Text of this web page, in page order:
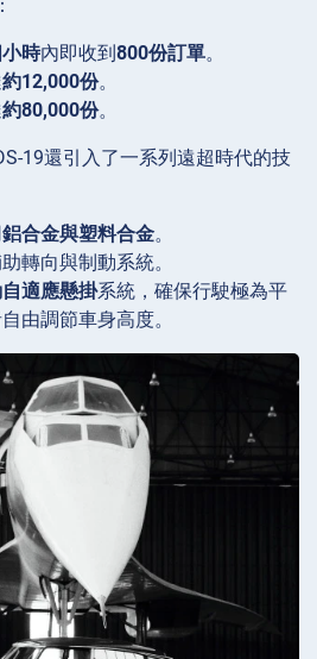
時內即收到800份訂單。
約12,000份。
約80,000份。
19還引入了一系列遠超時代的技
鋁合金與塑料合金。
轉向與制動系統。
適應懸掛系統，確保行駛極為平
由調節車身高度。